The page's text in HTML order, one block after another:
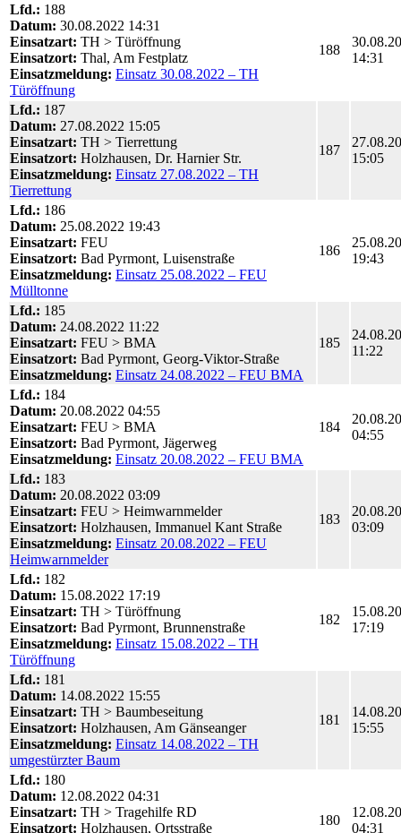
Lfd.: 188
Datum: 30.08.2022 14:31
Einsatzart: TH > Türöffnung
Einsatzort: Thal, Am Festplatz
Einsatzmeldung: Einsatz 30.08.2022 – TH
Türöffnung
188
14:31
Lfd.: 187
Datum: 27.08.2022 15:05
Einsatzart: TH > Tierrettung
Einsatzort: Holzhausen, Dr. Harnier Str.
Einsatzmeldung: Einsatz 27.08.2022 – TH
Tierrettung
187
15:05
Lfd.: 186
Datum: 25.08.2022 19:43
Einsatzart: FEU
Einsatzort: Bad Pyrmont, Luisenstraße
Einsatzmeldung: Einsatz 25.08.2022 – FEU
Mülltonne
186
19:43
Lfd.: 185
Datum: 24.08.2022 11:22
Einsatzart: FEU > BMA
Einsatzort: Bad Pyrmont, Georg-Viktor-Straße
Einsatzmeldung: Einsatz 24.08.2022 – FEU BMA
185
11:22
Lfd.: 184
Datum: 20.08.2022 04:55
Einsatzart: FEU > BMA
Einsatzort: Bad Pyrmont, Jägerweg
Einsatzmeldung: Einsatz 20.08.2022 – FEU BMA
184
04:55
Lfd.: 183
Datum: 20.08.2022 03:09
Einsatzart: FEU > Heimwarnmelder
Einsatzort: Holzhausen, Immanuel Kant Straße
Einsatzmeldung: Einsatz 20.08.2022 – FEU
Heimwarnmelder
183
03:09
Lfd.: 182
Datum: 15.08.2022 17:19
Einsatzart: TH > Türöffnung
Einsatzort: Bad Pyrmont, Brunnenstraße
Einsatzmeldung: Einsatz 15.08.2022 – TH
Türöffnung
182
17:19
Lfd.: 181
Datum: 14.08.2022 15:55
Einsatzart: TH > Baumbeseitung
Einsatzort: Holzhausen, Am Gänseanger
Einsatzmeldung: Einsatz 14.08.2022 – TH
umgestürzter Baum
181
15:55
Lfd.: 180
Datum: 12.08.2022 04:31
Einsatzart: TH > Tragehilfe RD
Einsatzort: Holzhausen, Ortsstraße
180
04:31